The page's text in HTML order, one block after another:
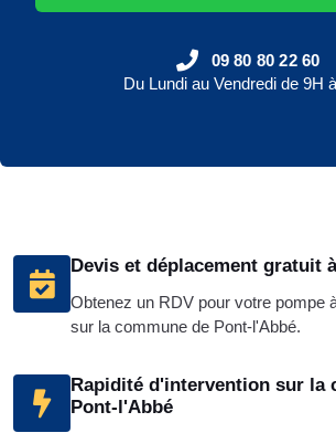
Devis et déplacement gratuit
Obtenez un RDV pour votre pompe
sur la commune de Pont-l'Abbé.
Rapidité d'intervention sur la
Pont-l'Abbé
09 80 80 22 60
Du Lundi au Vendredi de 9H